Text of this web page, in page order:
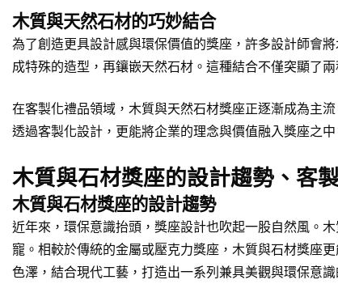
木質與天然石材的巧妙結合
為了創造更具設計感與環保價值的獎座，許多設計師會
成特殊的造型，再鑲嵌天然石材。這種結合不僅突顯了
在客製化禮品領域，木質與天然石材獎座正逐漸成為主
透過客製化設計，更能將企業的理念與價值融入獎座之
木質與石材獎座的設計趨勢、客
木質與石材獎座的設計趨勢
近年來，環保意識抬頭，獎座設計也吹起一股自然風。
寵。相較於傳統的金屬或壓克力獎座，木質與石材獎座
色澤，結合現代工藝，打造出一系列兼具美觀與環保意識